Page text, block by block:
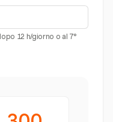
12 h/giorno o al 7°